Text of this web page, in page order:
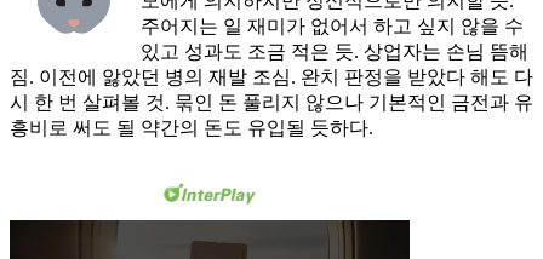
주어지는 일 재미가 없어서 하고 싶지 않을 수
있고 성과도 조금 적은 듯. 상업자는 손님 뜸해
짐. 이전에 앓았던 병의 재발 조심. 완치 판정을 받았다 해도 다
시 한 번 살펴볼 것. 묶인 돈 풀리지 않으나 기본적인 금전과 유
흥비로 써도 될 약간의 돈도 유입될 듯하다.